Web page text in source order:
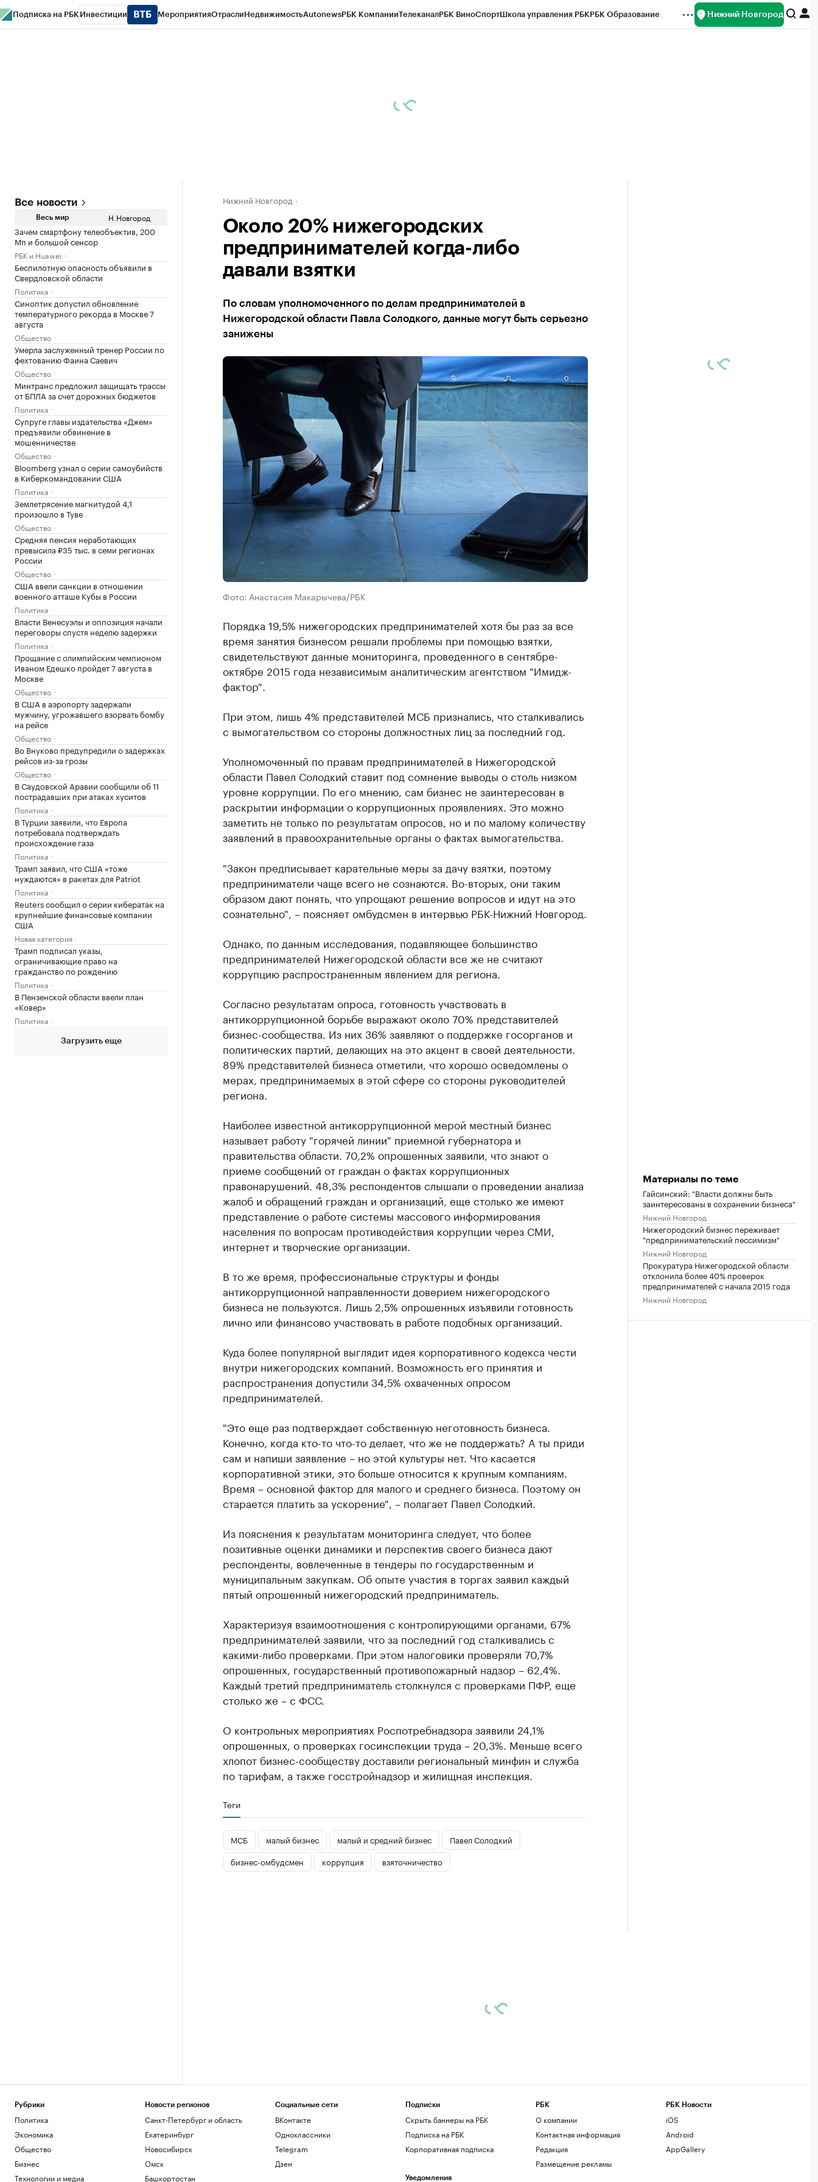
Подписка на РБК Инвестиции МероприятияОтраслиНедвижимостьAutonewsРБК КомпанииТелеканалРБК ВиноСпортШкола управления РБКРБК Образование Нижний Новгород
Все новости
Весь мир Н.Новгород
Зачем смартфону телеобъектив, 200
Мп и большой сенсор
РБК и Huawei
Беспилотную опасность объявили в
Свердловской области
Политика
Синоптик допустил обновление
температурного рекорда в Москве 7
августа
Общество
Умерла заслуженный тренер России по
фехтованию Фаина Саевич
Общество
Минтранс предложил защищать трассы
от БПЛА за счет дорожных бюджетов
Политика
Супруге главы издательства «Джем»
предъявили обвинение в
мошенничестве
Общество
Bloomberg узнал о серии самоубийств
в Киберкомандовании США
Политика
Землетрясение магнитудой 4,1
произошло в Туве
Общество
Средняя пенсия неработающих
превысила ₽35 тыс. в семи регионах
России
Общество
США ввели санкции в отношении
военного атташе Кубы в России
Политика
Власти Венесуэлы и оппозиция начали
переговоры спустя неделю задержки
Политика
Прощание с олимпийским чемпионом
Иваном Едешко пройдет 7 августа в
Москве
Общество
В США в аэропорту задержали
мужчину, угрожавшего взорвать бомбу
на рейсе
Общество
Во Внуково предупредили о задержках
рейсов из-за грозы
Общество
В Саудовской Аравии сообщили об 11
пострадавших при атаках хуситов
Политика
В Турции заявили, что Европа
потребовала подтверждать
происхождение газа
Политика
Трамп заявил, что США «тоже
нуждаются» в ракетах для Patriot
Политика
Reuters сообщил о серии кибератак на
крупнейшие финансовые компании
США
Новая категория
Трамп подписал указы,
ограничивающие право на
гражданство по рождению
Политика
В Пензенской области ввели план
«Ковер»
Политика
Загрузить еще
Нижний Новгород
Около 20% нижегородских
предпринимателей когда-либо
давали взятки
По словам уполномоченного по делам предпринимателей в
Нижегородской области Павла Солодкого, данные могут быть серьезно
занижены
Фото: Анастасия Макарычева/РБК
Порядка 19,5% нижегородских предпринимателей хотя бы раз за все
время занятия бизнесом решали проблемы при помощью взятки,
свидетельствуют данные мониторинга, проведенного в сентябре-
октябре 2015 года независимым аналитическим агентством "Имидж-
фактор".
При этом, лишь 4% представителей МСБ признались, что сталкивались
с вымогательством со стороны должностных лиц за последний год.
Уполномоченный по правам предпринимателей в Нижегородской
области Павел Солодкий ставит под сомнение выводы о столь низком
уровне коррупции. По его мнению, сам бизнес не заинтересован в
раскрытии информации о коррупционных проявлениях. Это можно
заметить не только по результатам опросов, но и по малому количеству
заявлений в правоохранительные органы о фактах вымогательства.
"Закон предписывает карательные меры за дачу взятки, поэтому
предприниматели чаще всего не сознаются. Во-вторых, они таким
образом дают понять, что упрощают решение вопросов и идут на это
сознательно", – поясняет омбудсмен в интервью РБК-Нижний Новгород.
Однако, по данным исследования, подавляющее большинство
предпринимателей Нижегородской области все же не считают
коррупцию распространенным явлением для региона.
Согласно результатам опроса, готовность участвовать в
антикоррупционной борьбе выражают около 70% представителей
бизнес-сообщества. Из них 36% заявляют о поддержке госорганов и
политических партий, делающих на это акцент в своей деятельности.
89% представителей бизнеса отметили, что хорошо осведомлены о
мерах, предпринимаемых в этой сфере со стороны руководителей
региона.
Наиболее известной антикоррупционной мерой местный бизнес
называет работу "горячей линии" приемной губернатора и
правительства области. 70,2% опрошенных заявили, что знают о
приеме сообщений от граждан о фактах коррупционных
правонарушений. 48,3% респондентов слышали о проведении анализа
жалоб и обращений граждан и организаций, еще столько же имеют
представление о работе системы массового информирования
населения по вопросам противодействия коррупции через СМИ,
интернет и творческие организации.
В то же время, профессиональные структуры и фонды
антикоррупционной направленности доверием нижегородского
бизнеса не пользуются. Лишь 2,5% опрошенных изъявили готовность
лично или финансово участвовать в работе подобных организаций.
Куда более популярной выглядит идея корпоративного кодекса чести
внутри нижегородских компаний. Возможность его принятия и
распространения допустили 34,5% охваченных опросом
предпринимателей.
"Это еще раз подтверждает собственную неготовность бизнеса.
Конечно, когда кто-то что-то делает, что же не поддержать? А ты приди
сам и напиши заявление – но этой культуры нет. Что касается
корпоративной этики, это больше относится к крупным компаниям.
Время – основной фактор для малого и среднего бизнеса. Поэтому он
старается платить за ускорение", – полагает Павел Солодкий.
Из пояснения к результатам мониторинга следует, что более
позитивные оценки динамики и перспектив своего бизнеса дают
респонденты, вовлеченные в тендеры по государственным и
муниципальным закупкам. Об опыте участия в торгах заявил каждый
пятый опрошенный нижегородский предприниматель.
Характеризуя взаимоотношения с контролирующими органами, 67%
предпринимателей заявили, что за последний год сталкивались с
какими-либо проверками. При этом налоговики проверяли 70,7%
опрошенных, государственный противопожарный надзор – 62,4%.
Каждый третий предприниматель столкнулся с проверками ПФР, еще
столько же – с ФСС.
О контрольных мероприятиях Роспотребнадзора заявили 24,1%
опрошенных, о проверках госинспекции труда – 20,3%. Меньше всего
хлопот бизнес-сообществу доставили региональный минфин и служба
по тарифам, а также госстройнадзор и жилищная инспекция.
Теги
МСБ малый бизнес малый и средний бизнес
Павел Солодкий
бизнес-омбудсмен
коррупция взяточничество
Материалы по теме
Гайсинский: "Власти должны быть
заинтересованы в сохранении бизнеса"
Нижний Новгород
Нижегородский бизнес переживает
"предпринимательский пессимизм"
Нижний Новгород
Прокуратура Нижегородской области
отклонила более 40% проверок
предпринимателей с начала 2015 года
Нижний Новгород
Рубрики
Политика
Экономика
Общество
Бизнес
Технологии и медиа
Новости регионов
Санкт-Петербург и область
Екатеринбург
Новосибирск
Омск
Башкортостан
Социальные сети
ВКонтакте
Одноклассники
Telegram
Дзен
Подписки
Скрыть баннеры на РБК
Подписка на РБК
Корпоративная подписка
Уведомления
РБК
О компании
Контактная информация
Редакция
Размещение рекламы
РБК Новости
iOS
Android
AppGallery